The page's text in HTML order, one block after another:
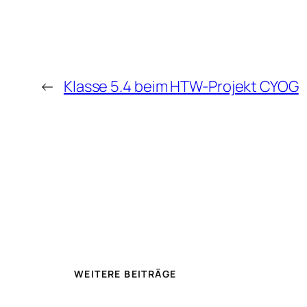
← Klasse 5.4 beim HTW-Projekt CYOG
WEITERE BEITRÄGE